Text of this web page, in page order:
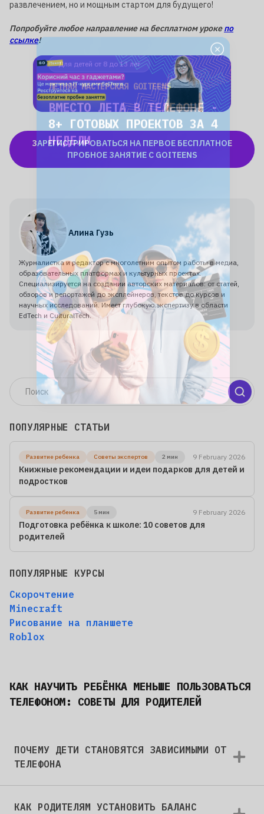
развлечением, но и мощным стартом для будущего!
Попробуйте любое направление на бесплатном урокепо
ссылке!
ЗАРЕГИСТРИРОВАТЬСЯ НА ПЕРВОЕ БЕСПЛАТНОЕ
ПРОБНОЕ ЗАНЯТИЕ С GOITEENS
Алина Гузь
Журналистка и редактор с многолетним опытом работы в медиа,
образовательных платформах и культурных проектах.
Специализируется на создании авторских материалов: от статей,
обзоров и репортажей до эксплейнеров, текстов до курсов и
научных исследований. Имеет глубокую экспертизу в области
EdTech и CulturalTech.
ПОПУЛЯРНЫЕ СТАТЬИ
Развитие ребенка Советы экспертов 2 мин 9 February 2026
Книжные рекомендации и идеи подарков для детей и
подростков
Развитие ребенка 5 мин 9 February 2026
Подготовка ребёнка к школе: 10 советов для
родителей
ПОПУЛЯРНЫЕ КУРСЫ
Скорочтение
Minecraft
Рисование на планшете
Roblox
КАК НАУЧИТЬ РЕБЁНКА МЕНЬШЕ ПОЛЬЗОВАТЬСЯ
ТЕЛЕФОНОМ: СОВЕТЫ ДЛЯ РОДИТЕЛЕЙ
ПОЧЕМУ ДЕТИ СТАНОВЯТСЯ ЗАВИСИМЫМИ ОТ
ТЕЛЕФОНА
КАК РОДИТЕЛЯМ УСТАНОВИТЬ БАЛАНС
ЛЕТНЯЯ МАСТЕРСКАЯ GOITEENS
ВМЕСТО ЛЕТА В ТЕЛЕФОНЕ -
8+ ГОТОВЫХ ПРОЕКТОВ ЗА 4
НЕДЕЛИ
Подробнее